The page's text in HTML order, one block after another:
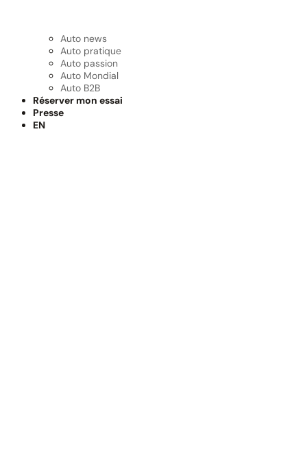
Auto news
Auto pratique
Auto passion
Auto Mondial
Auto B2B
Réserver mon essai
Presse
EN